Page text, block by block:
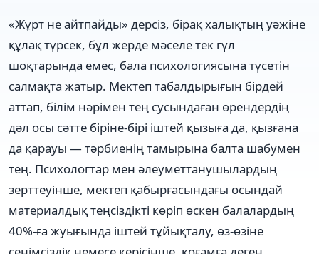
«Жұрт не айтпайды» дерсіз, бірақ халықтың уәжіне
құлақ түрсек, бұл жерде мәселе тек гүл
шоқтарында емес, бала психологиясына түсетін
салмақта жатыр. Мектеп табалдырығын бірдей
аттап, білім нәрімен тең сусындаған өрендердің
дәл осы сәтте біріне-бірі іштей қызыға да, қызғана
да қарауы — тәрбиенің тамырына балта шабумен
тең. Психологтар мен әлеуметтанушылардың
зерттеуінше, мектеп қабырғасындағы осындай
материалдық теңсіздікті көріп өскен балалардың
40%-ға жуығында іштей тұйықталу, өз-өзіне